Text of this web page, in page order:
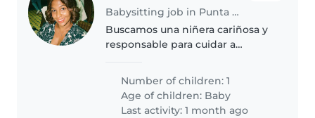
Babysitting job in Punta Cana
Buscamos una niñera cariñosa y
responsable para cuidar a
pequeño es tranquilo, divertido y
lleno de energía. Nos encantaría
que la niñera se sienta cómoda..
Number of children: 1
Age of children: Baby
Last activity: 1 month ago